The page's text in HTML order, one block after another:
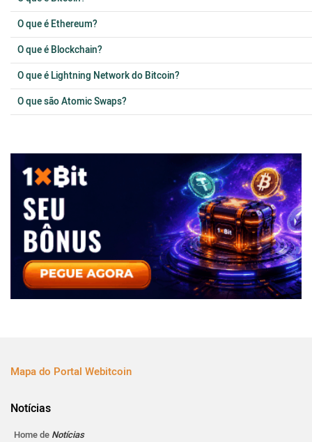
O que é Ethereum?
O que é Blockchain?
O que é Lightning Network do Bitcoin?
O que são Atomic Swaps?
Mapa do Portal Webitcoin
Notícias
Home de Notícias